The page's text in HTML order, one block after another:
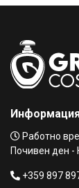
Работно
Почивен ден -
+359 897